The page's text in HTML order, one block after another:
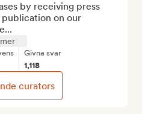
by receiving press
on our
Givna svar
1,118
curators